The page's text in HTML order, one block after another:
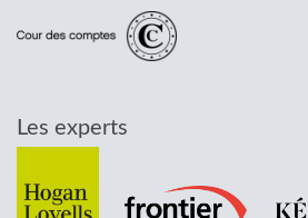
Les experts